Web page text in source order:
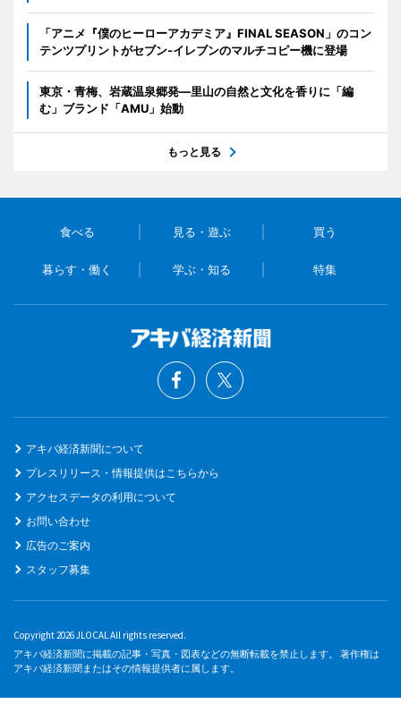
「アニメ『僕のヒーローアカデミア』FINAL SEASON」のコン
テンツプリントがセブン‐イレブンのマルチコピー機に登場
東京・青梅、岩蔵温泉郷発―里山の自然と文化を香りに「編
む」ブランド「AMU」始動
もっと見る
食べる 見る・遊ぶ 買う
暮らす・働く 学ぶ・知る 特集
アキバ経済新聞について
プレスリリース・情報提供はこちらから
アクセスデータの利用について
お問い合わせ
広告のご案内
スタッフ募集
Copyright 2026 JLOCAL All rights reserved.
アキバ経済新聞に掲載の記事・写真・図表などの無断転載を禁止します。 著作権は
アキバ経済新聞またはその情報提供者に属します。